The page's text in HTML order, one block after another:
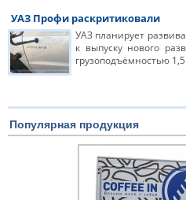
УАЗ Профи раскритиковали
УАЗ планирует
к выпуску нового
грузоподъёмностью
Популярная продукция